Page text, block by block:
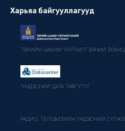
Харьяа байгууллагууд
ТӨРИЙН ЦАХИМ ҮЙЛЧИЛГЭЭНИЙ
"ҮНДЭСНИЙ ДАТА ТӨВ" УТҮГ
РАДИО, ТЕЛЕВИЗИЙН ҮНДЭСНИЙ